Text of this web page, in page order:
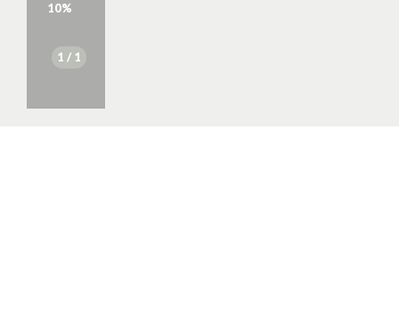
10%
1 / 1